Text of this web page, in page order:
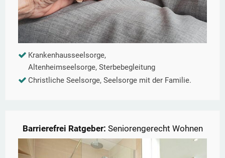
Krankenhausseelsorge,
Altenheimseelsorge, Sterbebegleitung
Christliche Seelsorge, Seelsorge mit der Familie.
Barrierefrei Ratgeber: Seniorengerecht Wohnen